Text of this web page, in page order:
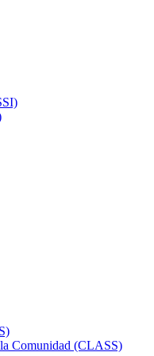
Comunidad (CLASS)